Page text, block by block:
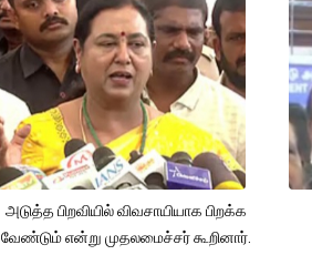
அடுத்த பிறவியில் விவசாயியாக பிறக்க
வேண்டும் என்று முதலமைச்சர் கூறினார்.